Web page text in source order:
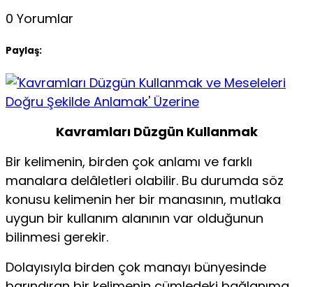
0 Yorumlar
Paylaş:
Kavramları Düzgün Kullanmak
Bir kelimenin, birden çok anlamı ve farklı
manalara delâletleri olabilir. Bu durumda söz
konusu kelimenin her bir manasının, mutlaka
uygun bir kullanım alanının var olduğunun
bilinmesi gerekir.
Dolayısıyla birden çok manayı bünyesinde